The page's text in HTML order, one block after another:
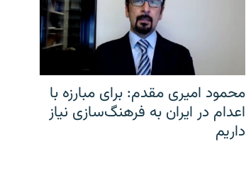
محمود امیری مقدم: برای مبارزه با
اعدام در ایران به فرهنگ‌سازی نیاز
داریم